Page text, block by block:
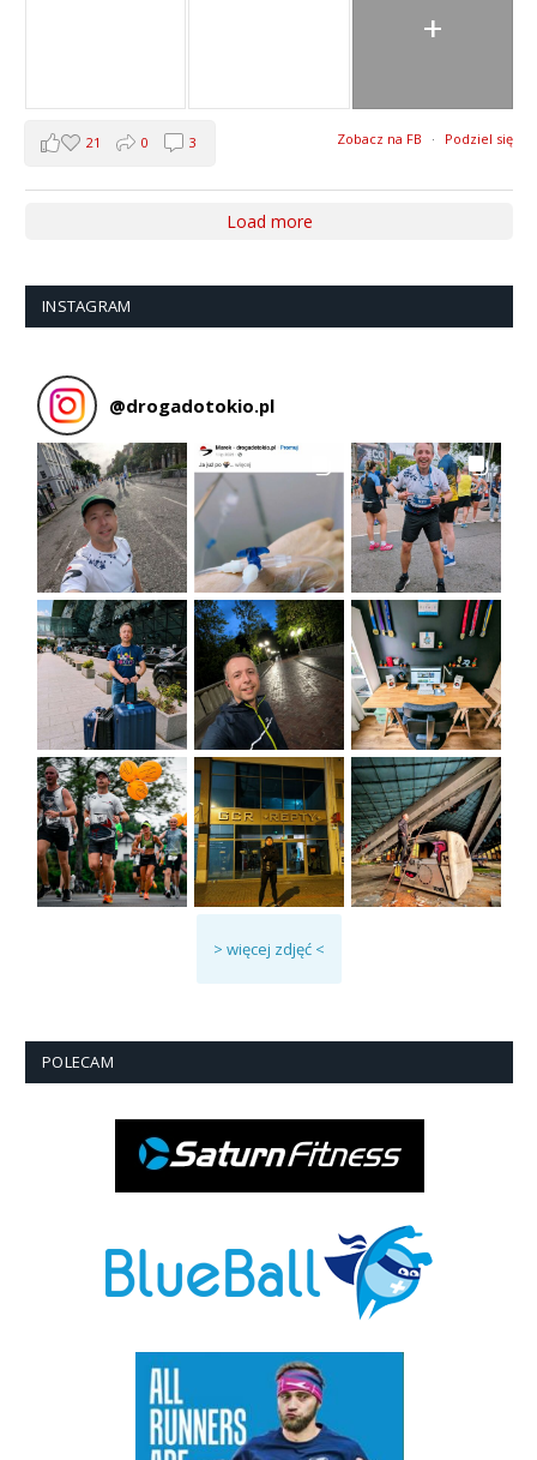
+
Zobacz na FB · Podziel się
21 0 3
Load more
INSTAGRAM
@drogadotokio.pl
> więcej zdjęć <
POLECAM